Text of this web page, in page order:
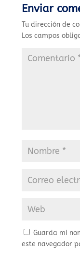
Enviar
Tu dirección de
Los campos
Guarda mi
este navegador